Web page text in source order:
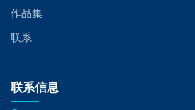
作品集
联系
联系信息